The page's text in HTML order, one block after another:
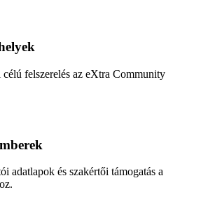
felszerelés az eXtra Community
adatlapok és szakértői támogatás a